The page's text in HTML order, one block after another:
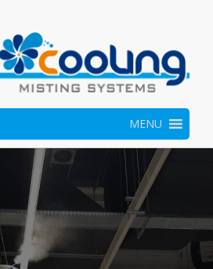
MENU